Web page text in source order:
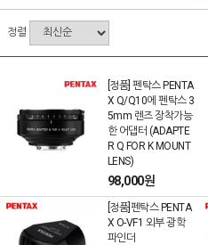
정렬
[정품] 펜탁스 PENTA
X Q/Q10에 펜탁스 3
5mm 렌즈 장착가능
한 어댑터 (ADAPTE
R Q FOR K MOUNT
LENS)
98,000원
[정품]펜탁스 PENTA
X O-VF1 외부 광학
파인더